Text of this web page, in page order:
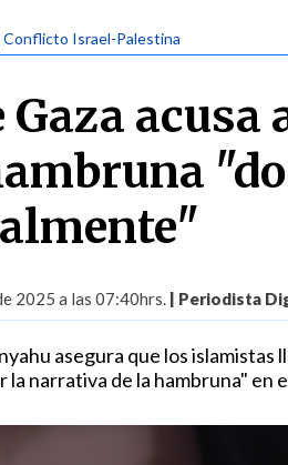
Conflicto Israel-Palestina
acusa
2025 a las 07:40hrs. | Periodista
asegura que los islamistas
narrativa de la hambruna" en